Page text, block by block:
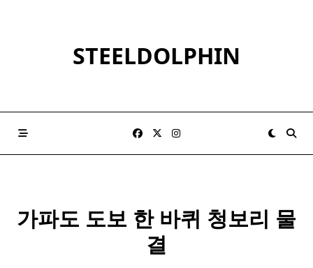
STEELDOLPHIN
가파도 도보 한 바퀴 청보리 물
결